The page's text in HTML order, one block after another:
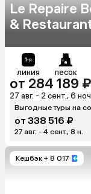
Le Repaire
&
линия песок
от 284 189 ₽
27 авг. - 2 сент., 6
Выгодные туры на
от 338 516 ₽
27 авг. - 4 сент., 8 н.
Кешбэк + 8 017